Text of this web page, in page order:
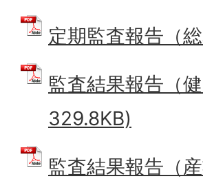
定期監査報告（
監査結果報告（
329.8KB)
監査結果報告（